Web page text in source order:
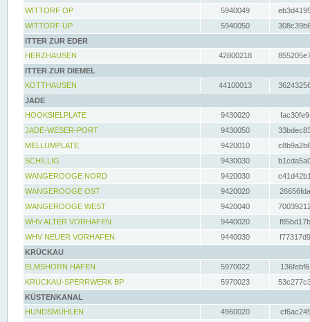
WITTORF OP
5940049
WITTORF UP
5940050
ITTER ZUR EDER
HERZHAUSEN
42800218
ITTER ZUR DIEMEL
KOTTHAUSEN
44100013
JADE
HOOKSIELPLATE
9430020
JADE-WESER-PORT
9430050
MELLUMPLATE
9420010
SCHILLIG
9430030
WANGEROOGE NORD
9420030
WANGEROOGE OST
9420020
WANGEROOGE WEST
9420040
WHV ALTER VORHAFEN
9440020
WHV NEUER VORHAFEN
9440030
KRÜCKAU
ELMSHORN HAFEN
5970022
KRÜCKAU-SPERRWERK BP
5970023
KÜSTENKANAL
HUNDSMÜHLEN
4960020